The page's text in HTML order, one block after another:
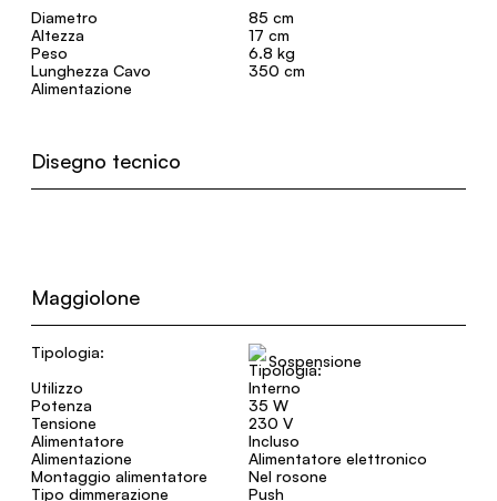
Diametro
85 cm
Altezza
17 cm
Peso
6.8 kg
Lunghezza Cavo
Alimentazione
350 cm
Disegno tecnico
Maggiolone
Tipologia:
Sospensione
Utilizzo
Interno
Potenza
35 W
Tensione
230 V
Alimentatore
Incluso
Alimentazione
Alimentatore elettronico
Montaggio alimentatore
Nel rosone
Tipo dimmerazione
Push